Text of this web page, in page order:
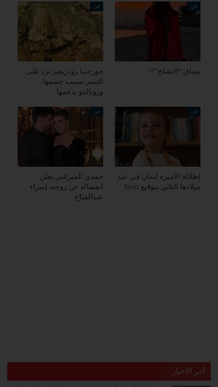
فن
سباق “التشلح”!!
فن
جورجينا رودريغيز ترد على
التنمر بسبب جسمها..
ورونالدو يدعمها
فن
إطلالة الأميرة إيمان في عيد
ميلادها الثاني بتوقيع Next
فن
حمدي الميرغني يعلن
انفصاله عن زوجته إسراء
عبدالفتاح
آخر الأخبار